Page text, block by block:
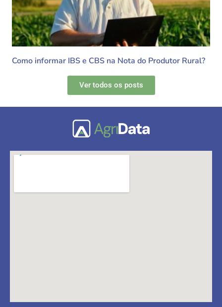
Como informar IBS e CBS na Nota do Produtor Rural?
Ver todos os posts